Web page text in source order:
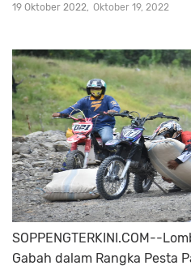
19 Oktober 2022 Oktober 19, 2022
SOPPENGTERKINI.COM--
Gabah dalam Rangka Pesta